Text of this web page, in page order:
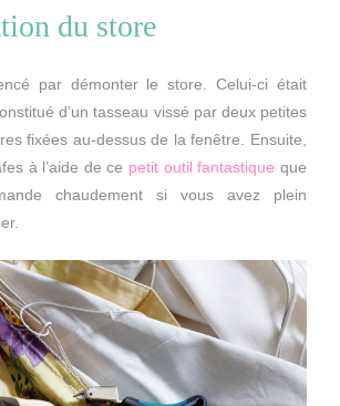
du store
par démonter le store. Celui-ci était
d’un tasseau vissé par deux petites
fixées au-dessus de la fenêtre. Ensuite,
à l’aide de ce petit outil fantastique que
chaudement si vous avez plein